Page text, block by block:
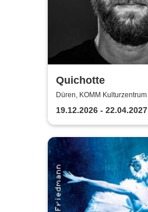
Quichotte
Düren, KOMM Kulturzentrum
19.12.2026 - 22.04.2027